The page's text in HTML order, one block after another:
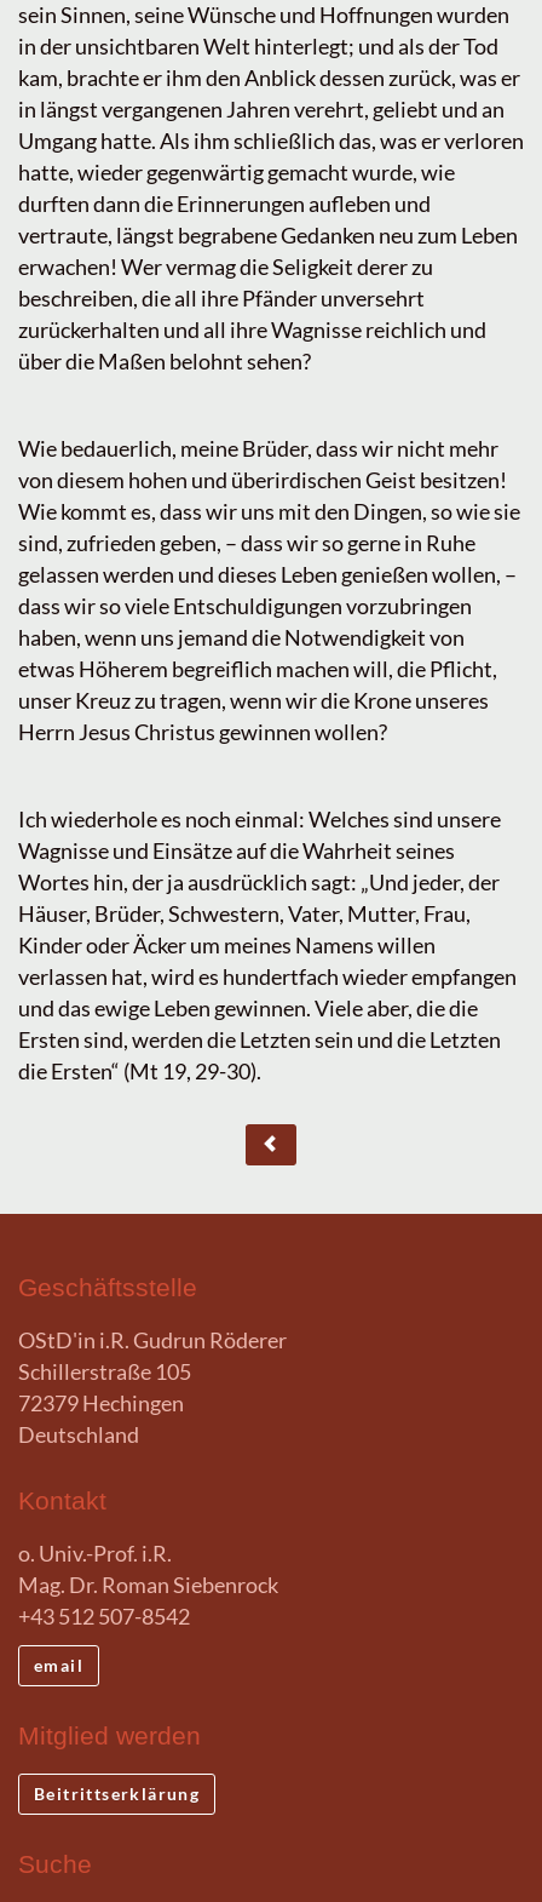
sein Sinnen, seine Wünsche und Hoffnungen wurden
in der unsichtbaren Welt hinterlegt; und als der Tod
kam, brachte er ihm den Anblick dessen zurück, was er
in längst vergangenen Jahren verehrt, geliebt und an
Umgang hatte. Als ihm schließlich das, was er verloren
hatte, wieder gegenwärtig gemacht wurde, wie
durften dann die Erinnerungen aufleben und
vertraute, längst begrabene Gedanken neu zum Leben
erwachen! Wer vermag die Seligkeit derer zu
beschreiben, die all ihre Pfänder unversehrt
zurückerhalten und all ihre Wagnisse reichlich und
über die Maßen belohnt sehen?
Wie bedauerlich, meine Brüder, dass wir nicht mehr
von diesem hohen und überirdischen Geist besitzen!
Wie kommt es, dass wir uns mit den Dingen, so wie sie
sind, zufrieden geben, – dass wir so gerne in Ruhe
gelassen werden und dieses Leben genießen wollen, –
dass wir so viele Entschuldigungen vorzubringen
haben, wenn uns jemand die Notwendigkeit von
etwas Höherem begreiflich machen will, die Pflicht,
unser Kreuz zu tragen, wenn wir die Krone unseres
Herrn Jesus Christus gewinnen wollen?
Ich wiederhole es noch einmal: Welches sind unsere
Wagnisse und Einsätze auf die Wahrheit seines
Wortes hin, der ja ausdrücklich sagt: „Und jeder, der
Häuser, Brüder, Schwestern, Vater, Mutter, Frau,
Kinder oder Äcker um meines Namens willen
verlassen hat, wird es hundertfach wieder empfangen
und das ewige Leben gewinnen. Viele aber, die die
Ersten sind, werden die Letzten sein und die Letzten
die Ersten“ (Mt 19, 29-30).
Geschäftsstelle
OStD'in i.R. Gudrun Röderer
Schillerstraße 105
72379 Hechingen
Deutschland
Kontakt
o. Univ.-Prof. i.R.
Mag. Dr. Roman Siebenrock
+43 512 507-8542
email
Mitglied werden
Beitrittserklärung
Suche